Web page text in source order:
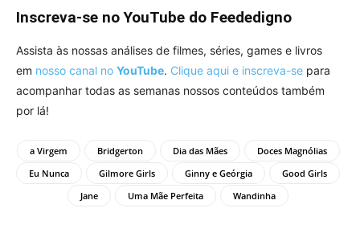
Inscreva-se no YouTube do Feededigno
Assista às nossas análises de filmes, séries, games e livros
em nosso canal no YouTube. Clique aqui e inscreva-se para
acompanhar todas as semanas nossos conteúdos também
por lá!
a Virgem Bridgerton Dia das Mães
Doces Magnólias
Eu Nunca
Gilmore Girls Ginny e Geórgia
Good Girls
Jane
Uma Mãe Perfeita Wandinha